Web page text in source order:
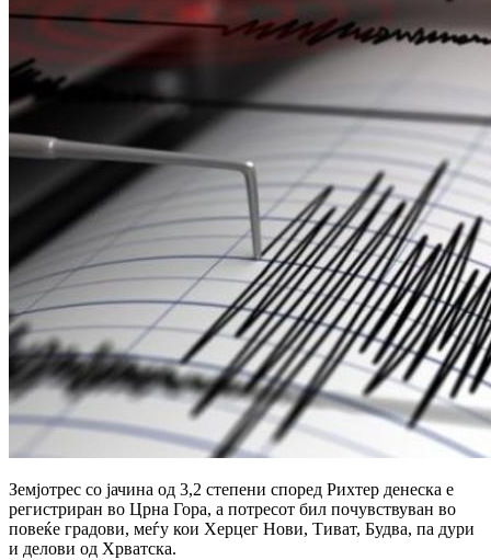
Земјотрес со јачина од 3,2 степени според Рихтер денеска е
регистриран во Црна Гора, а потресот бил почувствуван во
повеќе градови, меѓу кои Херцег Нови, Тиват, Будва, па дури
и делови од Хрватска.